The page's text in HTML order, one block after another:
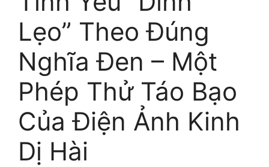
Lẹo” Theo Đúng
Nghĩa Đen – Một
Phép Thử Táo Bạo
Của Điện Ảnh Kinh
Dị Hài